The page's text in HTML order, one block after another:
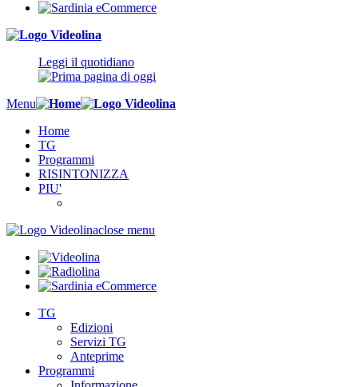
Leggi il quotidiano
Menu
Home
TG
Programmi
RISINTONIZZA
PIU'
close menu
TG
Edizioni
Servizi TG
Anteprime
Programmi